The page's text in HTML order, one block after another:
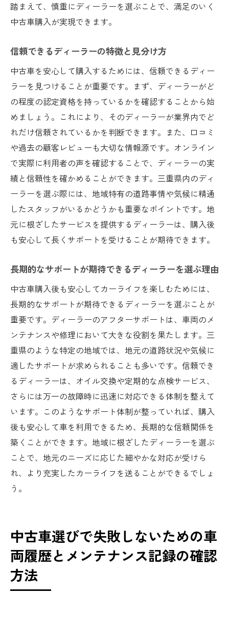
特有の気候と地形を考慮した選び方
地域の交通事情をふまえた車種の選び方
三重県ならではの車選びのヒント
踏まえて、慎重にディーラーを選ぶことで、満足のいく
中古車購入が実現できます。
信頼できるディーラーの特徴と見分け方
中古車を安心して購入するためには、信頼できるディー
ラーを見つけることが重要です。まず、ディーラーがど
の程度の認定資格を持っているかを確認することから始
めましょう。これにより、そのディーラーが業界内でど
れだけ信頼されているかを判断できます。また、口コミ
や過去の顧客レビューも大切な情報源です。オンライン
で実際に利用者の声を確認することで、ディーラーの実
績と信頼性を確かめることができます。三重県内のディ
ーラーを選ぶ際には、地域特有の道路事情や気候に精通
したスタッフがいるかどうかも重要なポイントです。地
元に根ざしたサービスを提供するディーラーは、購入後
も安心して長くサポートを受けることが期待できます。
長期的なサポートが期待できるディーラーを選ぶ理由
中古車購入後も安心してカーライフを楽しむためには、
長期的なサポートが期待できるディーラーを選ぶことが
重要です。ディーラーのアフターサポートは、車両のメ
ンテナンスや修理において大きな役割を果たします。三
重県のような特定の地域では、地元の道路状況や気候に
適したサポートが求められることも多いです。信頼でき
るディーラーは、オイル交換や定期的な点検サービス、
さらには万一の故障時に迅速に対応できる体制を整えて
います。このようなサポート体制が整っていれば、購入
後も安心して車を利用できるため、長期的な信頼関係を
築くことができます。地域に根ざしたディーラーを選ぶ
ことで、地元のニーズに応じた細やかな対応が受けら
れ、より充実したカーライフを送ることができるでしょ
う。
中古車選びで失敗しないための車
両履歴とメンテナンス記録の確認
方法